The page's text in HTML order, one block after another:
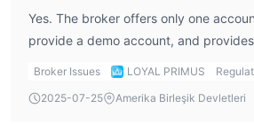
Yes. The broker offers only one
provide a demo account, and
leverage up to 1:2000, which can be
Broker Issues LOYAL PRIMUS
2025-07-25
Amerika Birleşik Devletleri